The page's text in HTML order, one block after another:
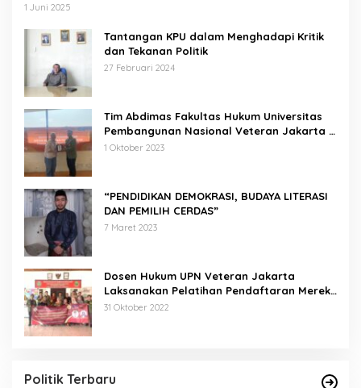
1 Juni 2025
Tantangan KPU dalam Menghadapi Kritik
dan Tekanan Politik
27 Februari 2024
Tim Abdimas Fakultas Hukum Universitas
Pembangunan Nasional Veteran Jakarta
Melakukan Pendampingan dan
1 Oktober 2023
“PENDIDIKAN DEMOKRASI, BUDAYA LITERASI
DAN PEMILIH CERDAS”
7 Maret 2023
Dosen Hukum UPN Veteran Jakarta
Laksanakan Pelatihan Pendaftaran Merek
di Desa Jatisura Kabupaten Indramayu
31 Oktober 2022
Politik Terbaru